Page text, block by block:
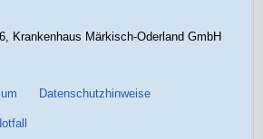
Krankenhaus Märkisch-Oderland GmbH
Datenschutzhinweise